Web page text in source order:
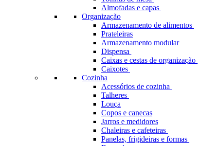
Almofadas e capas
Organização
Armazenamento de alimentos
Prateleiras
Armazenamento modular
Dispensa
Caixas e cestas de organização
Caixotes
Cozinha
Acessórios de cozinha
Talheres
Louça
Copos e canecas
Jarros e medidores
Chaleiras e cafeteiras
Panelas, frigideiras e formas